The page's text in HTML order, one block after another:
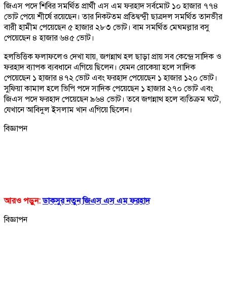
জিএস পদে শিবির সমর্থিত প্রার্থী এস এম ফরহাদ সর্বমোট ১০ হাজার ৭৭৪
ভোট পেয়ে শীর্ষে রয়েছেন। তার নিকটতম প্রতিদ্বন্দ্বী ছাত্রদল সমর্থিত তানভীর
বারী হামীম পেয়েছেন ৫ হাজার ২৮৩ ভোট। বাম সমর্থিত মেঘমল্লার বসু
পেয়েছেন ৪ হাজার ৬৪৫ ভোট।
হলভিত্তিক ফলাফলেও দেখা যায়, জগন্নাথ হল ছাড়া প্রায় সব কেন্দ্রে সাদিক ও
ফরহাদ ব্যাপক ব্যবধানে এগিয়ে ছিলেন। যেমন রোকেয়া হলে সাদিক
পেয়েছেন ১ হাজার ৪৭২ ভোট এবং ফরহাদ পেয়েছেন ১ হাজার ১২০ ভোট।
সুফিয়া কামাল হলে ভিপি পদে সাদিক পেয়েছেন ১ হাজার ২৭০ ভোট এবং
জিএস পদে ফরহাদ পেয়েছেন ৯৬৪ ভোট। তবে জগন্নাথ হলে ব্যতিক্রম ঘটে,
যেখানে আবিদুল ইসলাম খান এগিয়ে ছিলেন।
বিজ্ঞাপন
আরও পড়ুন: ডাকসুর নতুন জিএস এস এম ফরহাদ
বিজ্ঞাপন